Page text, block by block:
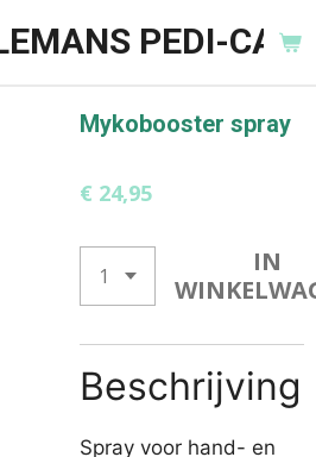
PEDI-
Mykobooster spray
€ 24,95
IN
Beschrijving
Spray voor hand- en